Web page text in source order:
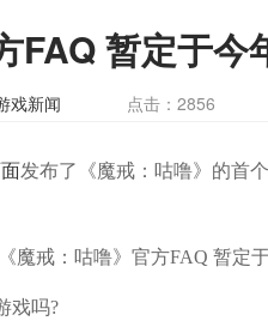
FAQ 暂定于今
戏新闻 点击： 2856
发布了《魔戒：咕噜》的首
戏吗?